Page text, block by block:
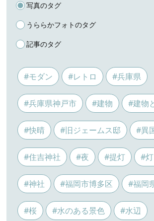
写真のタグ
うららかフォトのタグ
記事のタグ
#モダン #レトロ #兵庫県
#兵庫県神戸市 #建物 #建物
#快晴 #旧ジェームス邸 #異
#住吉神社 #夜 #提灯 #灯
#神社 #福岡市博多区 #福岡
#桜 #水のある景色 #水辺